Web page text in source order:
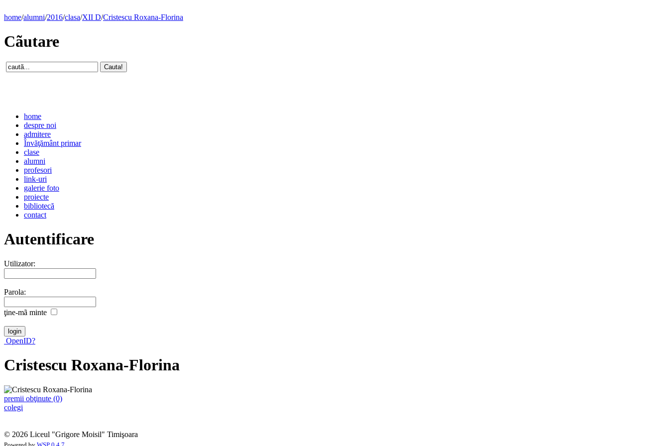
home/alumni/2016/clasa/XII D/Cristescu Roxana-Florina
Cãutare
home
despre noi
admitere
Învăţământ primar
clase
alumni
profesori
link-uri
galerie foto
proiecte
bibliotecă
contact
Autentificare
Utilizator:
Parola:
ţine-mã minte
OpenID?
Cristescu Roxana-Florina
premii obţinute (0)
colegi
© 2026 Liceul "Grigore Moisil" Timişoara